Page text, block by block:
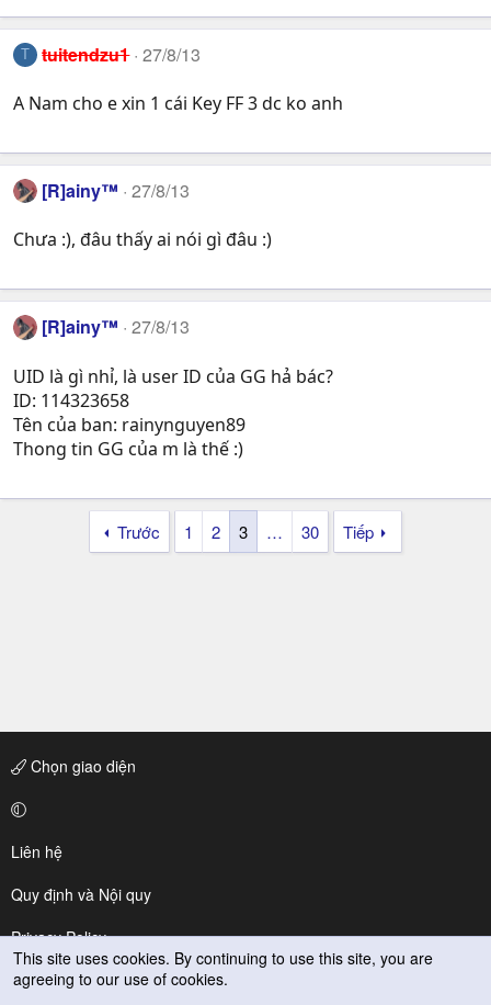
T tuitendzu1 27/8/13
A Nam cho e xin 1 cái Key FF 3 dc ko anh
[R]ainy™ 27/8/13
Chưa :), đâu thấy ai nói gì đâu :)
[R]ainy™ 27/8/13
UID là gì nhỉ, là user ID của GG hả bác?
ID: 114323658
Tên của ban: rainynguyen89
Thong tin GG của m là thế :)
Trước 1 2 3 … 30 Tiếp
Chọn giao diện
Liên hệ
Quy định và Nội quy
Privacy Policy
Trợ giúp
This site uses cookies. By continuing to use this site, you are
agreeing to our use of cookies.